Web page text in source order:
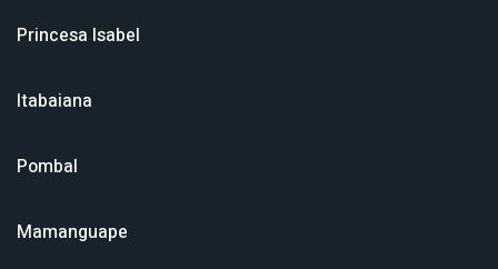
Princesa Isabel
Itabaiana
Pombal
Mamanguape